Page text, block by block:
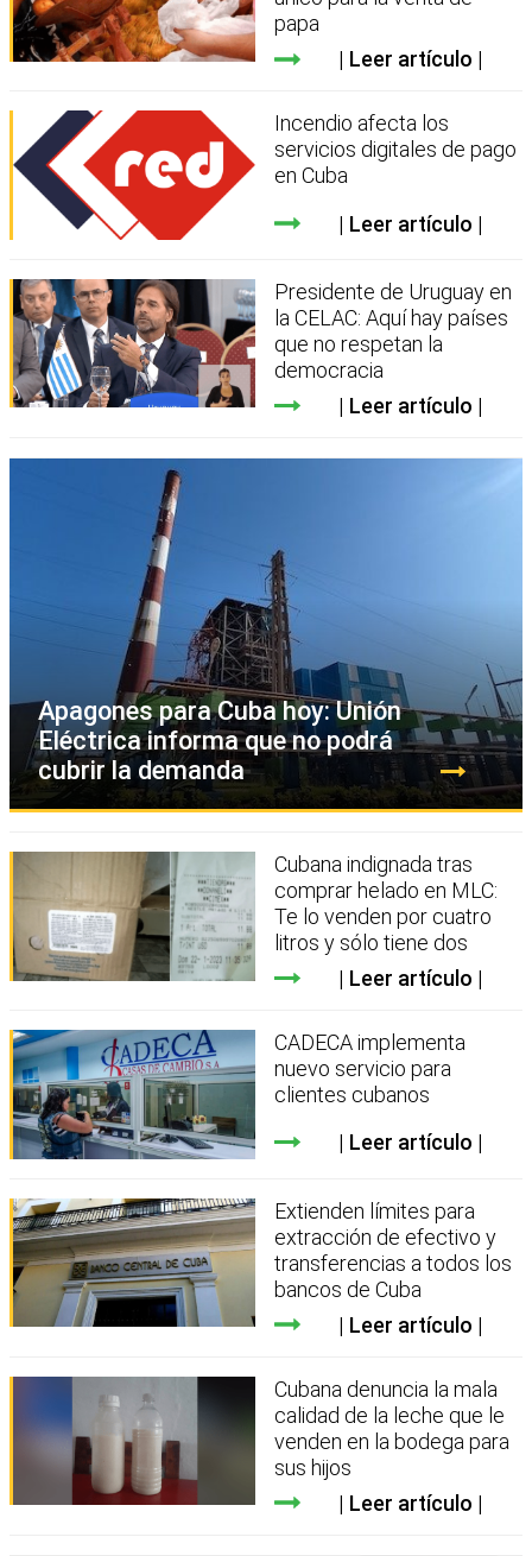
papa
Leer artículo
Incendio afecta los
servicios digitales de pago
en Cuba
Leer artículo
Presidente de Uruguay en
la CELAC: Aquí hay países
que no respetan la
democracia
Leer artículo
Apagones para Cuba hoy: Unión
Eléctrica informa que no podrá
cubrir la demanda
Cubana indignada tras
comprar helado en MLC:
Te lo venden por cuatro
litros y sólo tiene dos
Leer artículo
CADECA implementa
nuevo servicio para
clientes cubanos
Leer artículo
Extienden límites para
extracción de efectivo y
transferencias a todos los
bancos de Cuba
Leer artículo
Cubana denuncia la mala
calidad de la leche que le
venden en la bodega para
sus hijos
Leer artículo